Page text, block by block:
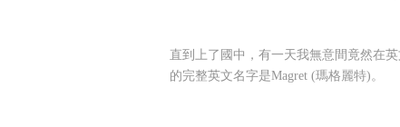
直到上了國中，有一天我無意間竟然在
的完整英文名字是Magret (瑪格麗特)。